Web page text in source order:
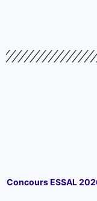
Concours ESSAL